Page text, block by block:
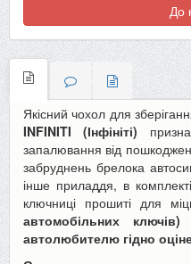
До
Якісний чохол для
INFINITI
(Інфініті)
запалювання від
забруднень брелока
інше приладдя, в
ключниці прошиті для
автомобільних
автолюбителю гідно